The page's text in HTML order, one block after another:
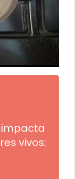
vivos: